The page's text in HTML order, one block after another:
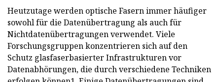
Heutzutage werden optische Fasern immer häufiger
sowohl für die Datenübertragung als auch für
Nichtdatenübertragungen verwendet. Viele
Forschungsgruppen konzentrieren sich auf den
Schutz glasfaserbasierter Infrastrukturen vor
Datenabhörungen, die durch verschiedene Techniken